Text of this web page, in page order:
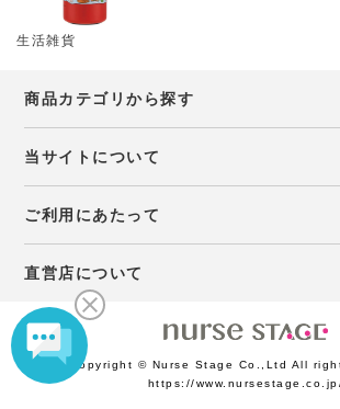
生活雑貨
商品カテゴリから探す
当サイトについて
ご利用にあたって
直営店について
Copyright © Nurse Stage Co.,Ltd All
https://